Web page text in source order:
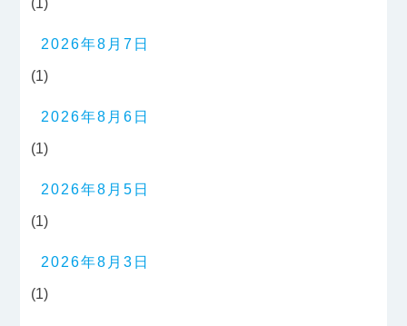
(1)
2026年8月7日
(1)
2026年8月6日
(1)
2026年8月5日
(1)
2026年8月3日
(1)